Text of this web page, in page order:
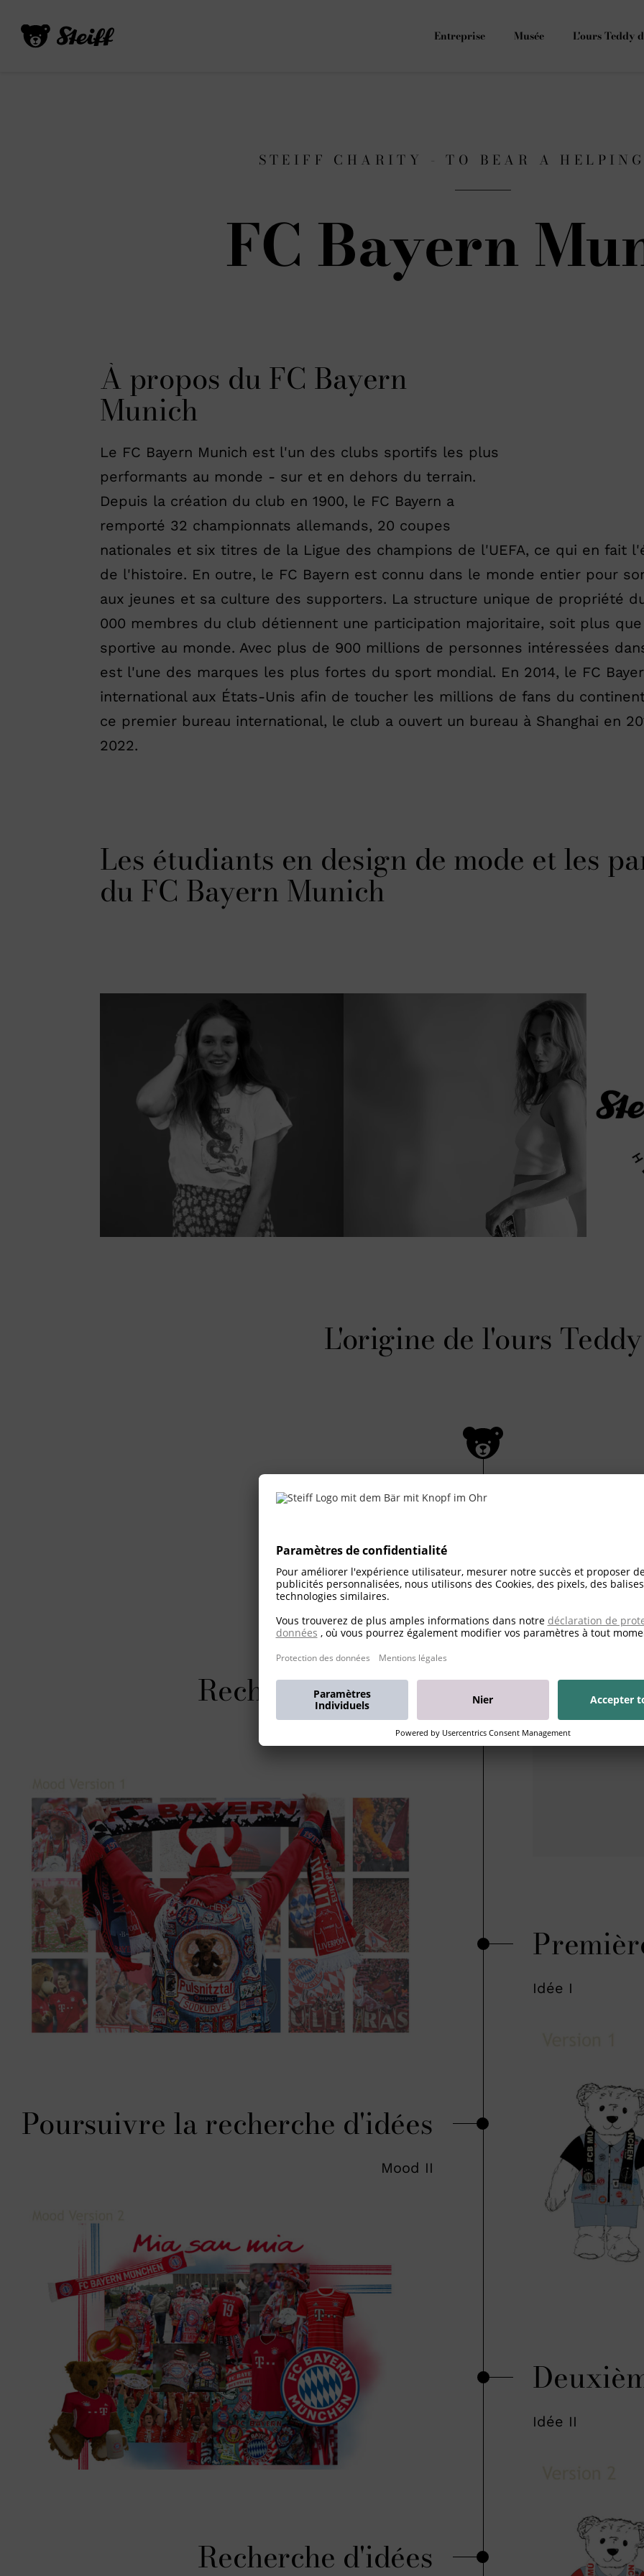
Entreprise Musée L'ours Teddy
STEIFF CHARITY - TO BEAR A
FC Bayern
À propos du FC Bayern
Munich
Le FC Bayern Munich est l'un des clubs sportifs les plus
performants au monde - sur et en dehors du terrain.
Depuis la création du club en 1900, le FC Bayern a
remporté 32 championnats allemands, 20 coupes
nationales et six titres de la Ligue des champions de l'UEFA, ce qui en fait
de l'histoire. En outre, le FC Bayern est connu dans le monde entier pour
aux jeunes et sa culture des supporters. La structure unique de propriété
000 membres du club détiennent une participation majoritaire, soit plus
sportive au monde. Avec plus de 900 millions de personnes intéressées
est l'une des marques les plus fortes du sport mondial. En 2014, le FC
international aux États-Unis afin de toucher les millions de fans du
ce premier bureau international, le club a ouvert un bureau à Shanghai en
2022.
Les étudiants en design de mode et les
du FC Bayern Munich
L'origine de l'ours Teddy
Recherche d'idées
Mood I
Idée I
Poursuivre la recherche d'idées
Mood II
Idée II
Recherche d'idées